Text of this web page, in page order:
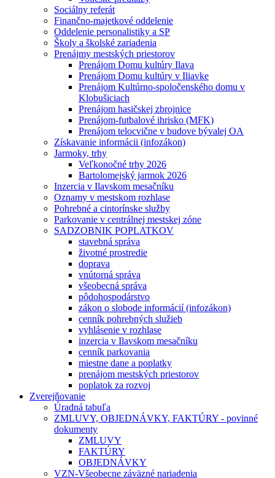
Sociálny referát
Finančno-majetkové oddelenie
Oddelenie personalistiky a SP
Školy a školské zariadenia
Prenájmy mestských priestorov
Prenájom Domu kultúry Ilava
Prenájom Domu kultúry v Iliavke
Prenájom Kultúrno-spoločenského domu v
Klobušiciach
Prenájom hasičskej zbrojnice
Prenájom-futbalové ihrisko (MFK)
Prenájom telocvične v budove bývalej OA
Získavanie informácii (infozákon)
Jarmoky, trhy
Veľkonočné trhy 2026
Bartolomejský jarmok 2026
Inzercia v Ilavskom mesačníku
Oznamy v mestskom rozhlase
Pohrebné a cintorínske služby
Parkovanie v centrálnej mestskej zóne
SADZOBNIK POPLATKOV
stavebná správa
životné prostredie
doprava
vnútorná správa
všeobecná správa
pôdohospodárstvo
zákon o slobode informácií (infozákon)
cenník pohrebných služieb
vyhlásenie v rozhlase
inzercia v Ilavskom mesačníku
cenník parkovania
miestne dane a poplatky
prenájom mestských priestorov
poplatok za rozvoj
Zverejňovanie
Úradná tabuľa
ZMLUVY, OBJEDNÁVKY, FAKTÚRY - povinné
dokumenty
ZMLUVY
FAKTÚRY
OBJEDNÁVKY
VZN-Všeobecne záväzné nariadenia